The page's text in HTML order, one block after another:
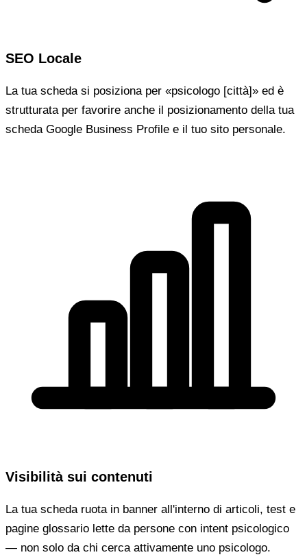
SEO Locale
La tua scheda si posiziona per «psicologo [città]» ed è
strutturata per favorire anche il posizionamento della tua
scheda Google Business Profile e il tuo sito personale.
Visibilità sui contenuti
La tua scheda ruota in banner all'interno di articoli, test e
pagine glossario lette da persone con intent psicologico
— non solo da chi cerca attivamente uno psicologo.